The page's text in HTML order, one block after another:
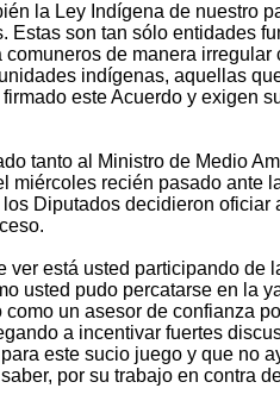
la Ley Indígena de nuestro
Estas son tan sólo entidades
de manera
indígenas, aquellas
este Acuerdo y exigen
tanto al Ministro de Medio
miércoles recién pasado ante
Diputados decidieron
ver está usted participando
usted pudo percatarse en la
un asesor de confianza
a incentivar fuertes
este sucio juego y que no
por su trabajo en contra